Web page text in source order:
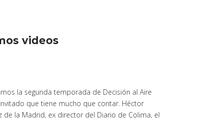
videos